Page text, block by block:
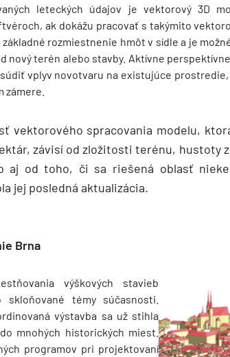
leteckých údajov je vektorový 3D
ak dokážu pracovať s takýmito
rozmiestnenie hmôt v sídle a je
nový terén alebo stavby. Aktívne
vplyv novotvaru na existujúce prostredie,
zámere.
vektorového spracovania modelu,
závisí od zložitosti terénu, hustoty
aj od toho, či sa riešená oblasť
jej posledná aktualizácia.
Brna
výškových stavieb
témy súčasnosti.
výstavba sa už stihla
mnohých historických miest.
programov pri projektovaní